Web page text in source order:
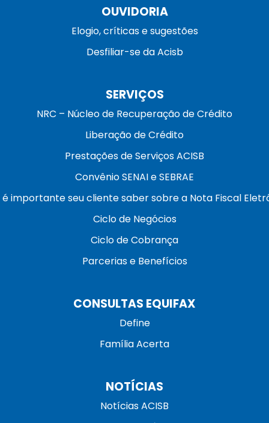
OUVIDORIA
Elogio, críticas e sugestões
Desfiliar-se da Acisb
SERVIÇOS
NRC – Núcleo de Recuperação de Crédito
Liberação de Crédito
Prestações de Serviços ACISB
Convênio SENAI e SEBRAE
é importante seu cliente saber sobre a Nota Fiscal
Ciclo de Negócios
Ciclo de Cobrança
Parcerias e Benefícios
CONSULTAS EQUIFAX
Define
Família Acerta
NOTÍCIAS
Notícias ACISB